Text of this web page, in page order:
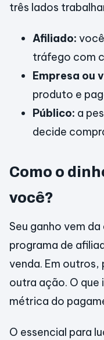
três lados
Afiliado:
tráfego com
Empresa ou
produto e
Público: a
decide
Como o
você?
Seu ganho vem
programa de
venda. Em
outra ação. O que
métrica do
O essencial para